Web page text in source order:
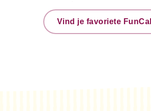
Vind je favoriete